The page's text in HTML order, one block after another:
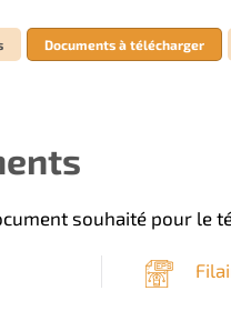
Documents à télécharger
souhaité pour le